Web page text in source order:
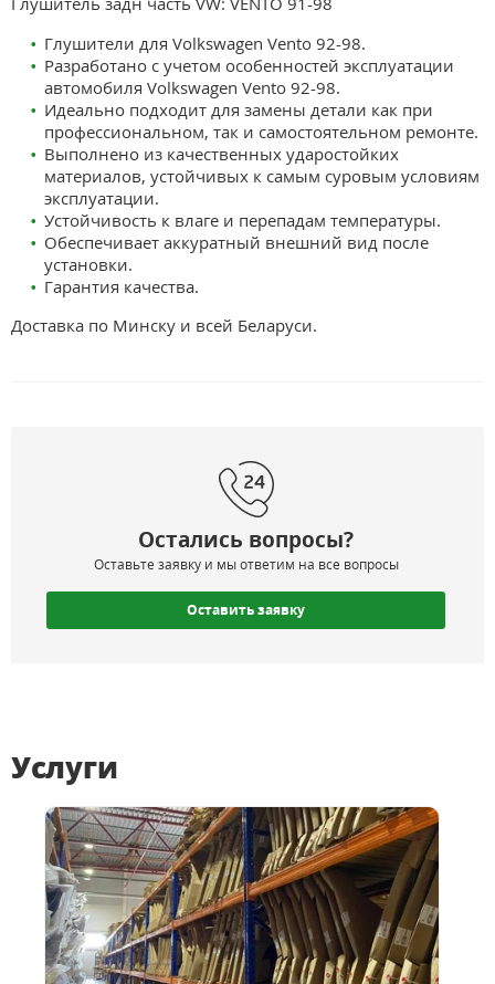
Глушители для Volkswagen Vento 92-98.
Разработано с учетом особенностей эксплуатации
автомобиля Volkswagen Vento 92-98.
Идеально подходит для замены детали как при
профессиональном, так и самостоятельном ремонте.
Выполнено из качественных ударостойких
материалов, устойчивых к самым суровым условиям
эксплуатации.
Устойчивость к влаге и перепадам температуры.
Обеспечивает аккуратный внешний вид после
установки.
Гарантия качества.
Доставка по Минску и всей Беларуси.
Остались вопросы?
Оставьте заявку и мы ответим на все вопросы
Оставить заявку
Услуги